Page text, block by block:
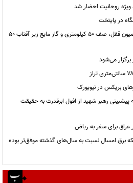
ویژه روحانیت احضار شد
در پایتخت
ریمـدان در آستانه بحران؛ ۳ هزار کامیون قفل، صف ۵۰ کیلومتری و گاز مایع زیر آفتاب ۵۰
برگزار می‌شود
بریکس در نیویورک
رهبر شهید از افول ابرقدرت به حقیقت
برای سفر به ریاض
برق امسال نسبت به سال‌های گذشته موفق‌تر بوده